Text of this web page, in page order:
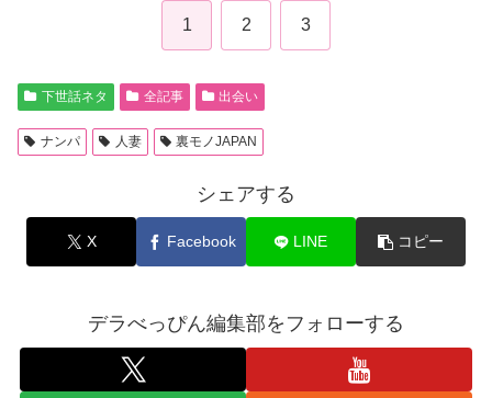
1 2 3
下世話ネタ 全記事 出会い
ナンパ 人妻 裏モノJAPAN
シェアする
X Facebook LINE コピー
デラべっぴん編集部をフォローする